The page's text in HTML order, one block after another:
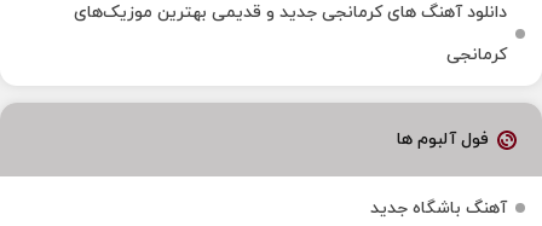
دانلود آهنگ‌ های کرمانجی جدید و قدیمی بهترین موزیک‌های
کرمانجی
فول آلبوم ها
آهنگ باشگاه جدید